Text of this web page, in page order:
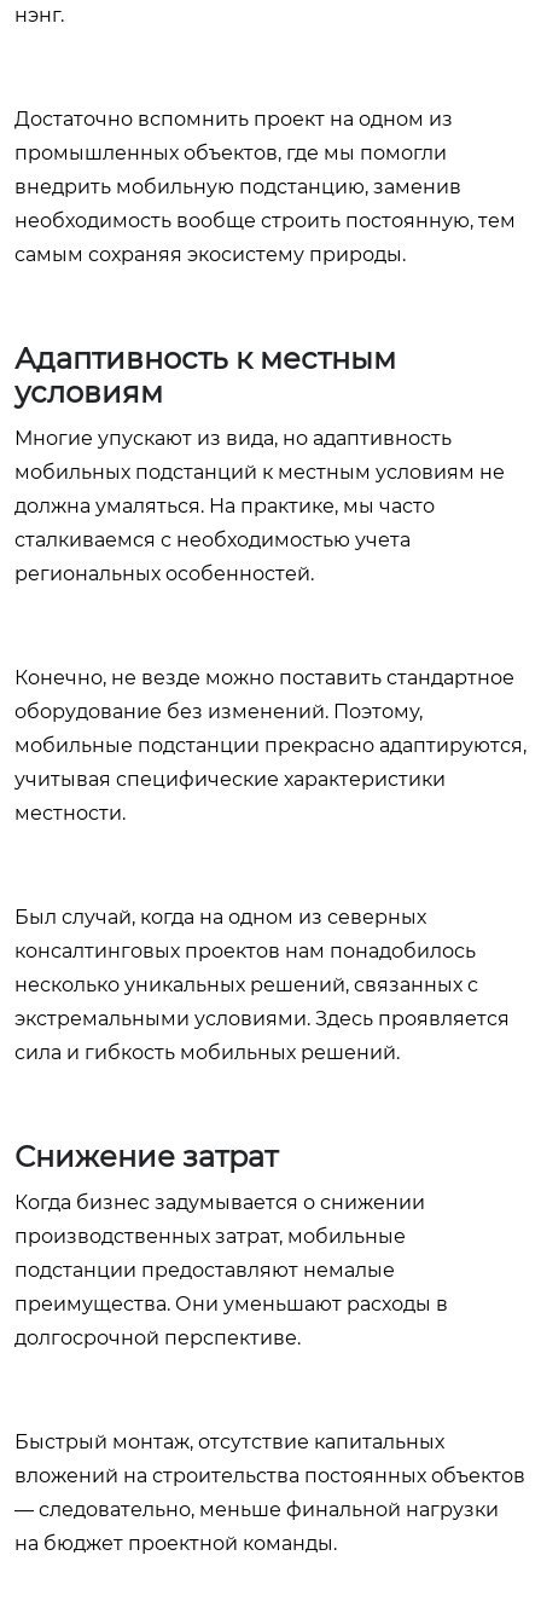
нэнг.
Достаточно вспомнить проект на одном из
промышленных объектов, где мы помогли
внедрить мобильную подстанцию, заменив
необходимость вообще строить постоянную, тем
самым сохраняя экосистему природы.
Адаптивность к местным
условиям
Многие упускают из вида, но адаптивность
мобильных подстанций к местным условиям не
должна умаляться. На практике, мы часто
сталкиваемся с необходимостью учета
региональных особенностей.
Конечно, не везде можно поставить стандартное
оборудование без изменений. Поэтому,
мобильные подстанции прекрасно адаптируются,
учитывая специфические характеристики
местности.
Был случай, когда на одном из северных
консалтинговых проектов нам понадобилось
несколько уникальных решений, связанных с
экстремальными условиями. Здесь проявляется
сила и гибкость мобильных решений.
Снижение затрат
Когда бизнес задумывается о снижении
производственных затрат, мобильные
подстанции предоставляют немалые
преимущества. Они уменьшают расходы в
долгосрочной перспективе.
Быстрый монтаж, отсутствие капитальных
вложений на строительства постоянных объектов
— следовательно, меньше финальной нагрузки
на бюджет проектной команды.